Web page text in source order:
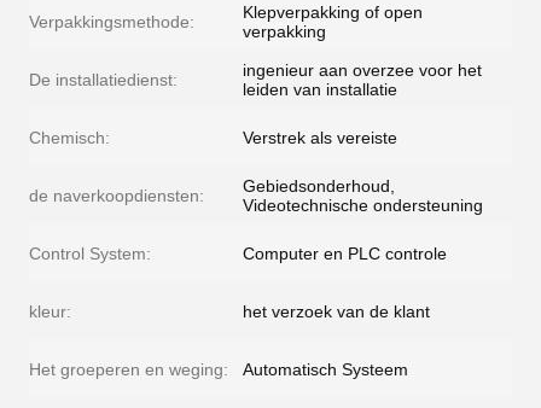
Verpakkingsmethode:
Klepverpakking of open
verpakking
De installatiedienst:
ingenieur aan overzee voor het
leiden van installatie
Chemisch: Verstrek als vereiste
de naverkoopdiensten:
Gebiedsonderhoud,
Videotechnische ondersteuning
Control System: Computer en PLC controle
kleur: het verzoek van de klant
Het groeperen en weging: Automatisch Systeem